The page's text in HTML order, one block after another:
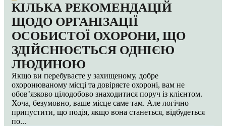
КІЛЬКА РЕКОМЕНДАЦІЙ
ЩОДО ОРГАНІЗАЦІЇ
ОСОБИСТОЇ ОХОРОНИ, ЩО
ЗДІЙСНЮЄТЬСЯ ОДНІЄЮ
ЛЮДИНОЮ
Якщо ви перебуваєте у захищеному, добре
охоронюваному місці та довіряєте охороні, вам не
обов’язково цілодобово знаходитися поруч із клієнтом.
Хоча, безумовно, ваше місце саме там. Але логічно
припустити, що подія, якщо вона станеться, відбудеться
по...